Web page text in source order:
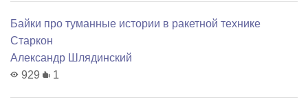
Байки про туманные истории в ракетной технике
Старкон
Александр Шлядинский
929
1